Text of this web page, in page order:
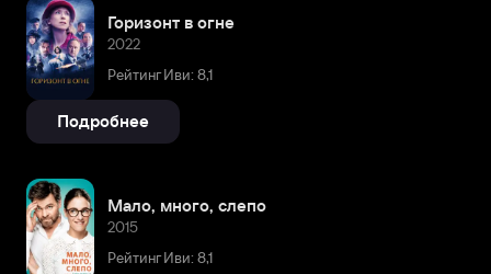
Горизонт в огне
2022
Рейтинг Иви: 8,1
Подробнее
Мало, много, слепо
2015
Рейтинг Иви: 8,1